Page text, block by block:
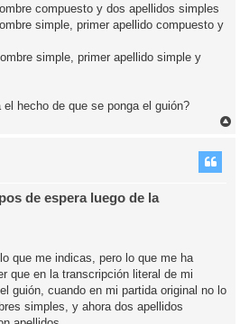
compuesto y dos apellidos simples
simple, primer apellido compuesto y
simple, primer apellido simple y
hecho de que se ponga el guión?
de espera luego de la
que me indicas, pero lo que me ha
que en la transcripción literal de mi
guión, cuando en mi partida original no lo
simples, y ahora dos apellidos